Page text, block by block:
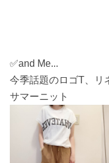
✅and Me...
今季話題のロゴT、リ
サマーニット